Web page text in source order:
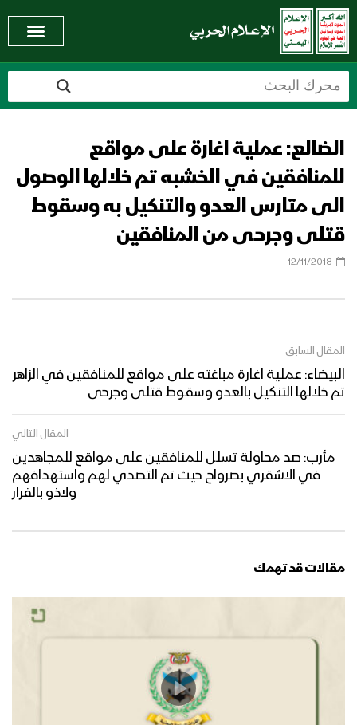
الضالع: عملية اغارة على مواقع
للمنافقين في الخشبه تم خلالها الوصول
الى متارس العدو والتنكيل به وسقوط
قتلى وجرحى من المنافقين
12/11/2018
المقال السابق
البيضاء: عملية اغارة مباغته على مواقع للمنافقين في الزاهر
تم خلالها التنكيل بالعدو وسقوط قتلى وجرحى
المقال التالي
مأرب: صد محاولة تسلل للمنافقين على مواقع للمجاهدين
في الاشقري بصرواح حيث تم التصدي لهم واستهدافهم
ولاذو بالفرار
مقالات قد تهمك